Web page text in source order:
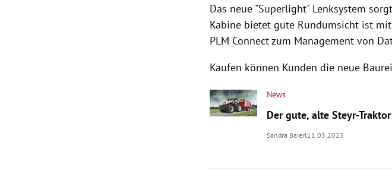
Das neue "Superlight" Lenksystem
Kabine bietet gute Rundumsicht ist
PLM Connect zum Management von
Kaufen können Kunden die neue
News
Der gute, alte Steyr-
Sandra Baierl 11.03.2023